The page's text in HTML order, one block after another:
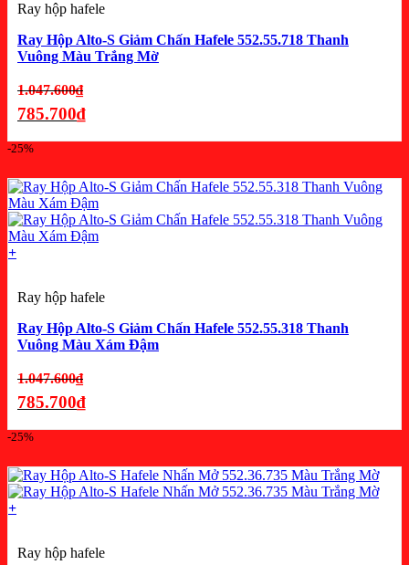
Ray hộp hafele
Ray Hộp Alto-S Giảm Chấn Hafele 552.55.718 Thanh
Vuông Màu Trắng Mờ
1.047.600₫Giá
gốc
785.700₫
tại
là:
785.700₫.
-25%
+
Ray hộp hafele
Ray Hộp Alto-S Giảm Chấn Hafele 552.55.318 Thanh
Vuông Màu Xám Đậm
1.047.600₫Giá
gốc
785.700₫
tại
là:
-25%
+
Ray hộp hafele